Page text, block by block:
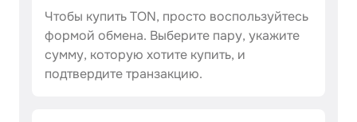
Чтобы купить TON, просто воспользуйтесь
формой обмена. Выберите пару, укажите
сумму, которую хотите купить, и
подтвердите транзакцию.